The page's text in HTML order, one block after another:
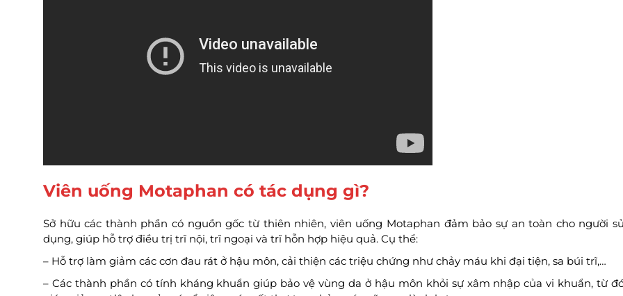
Viên uống Motaphan có tác dụng gì?
Sở hữu các thành phần có nguồn gốc từ thiên nhiên, viên uống Motaphan đảm bảo sự an toàn cho người
dụng, giúp hỗ trợ điều trị trĩ nội, trĩ ngoại và trĩ hỗn hợp hiệu quả. Cụ thể:
– Hỗ trợ làm giảm các cơn đau rát ở hậu môn, cải thiện các triệu chứng như chảy máu khi đại tiện, sa búi trĩ,…
– Các thành phần có tính kháng khuẩn giúp bảo vệ vùng da ở hậu môn khỏi sự xâm nhập của vi khuẩn, từ